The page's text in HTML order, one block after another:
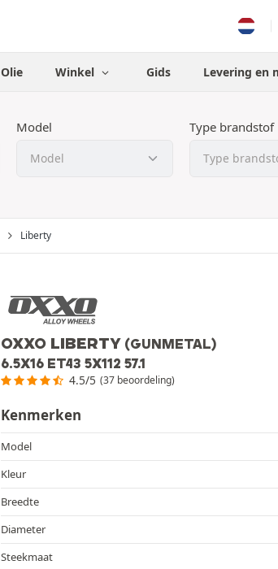
Olie Winkel Gids Levering en
Model Type brandstof
Liberty
OXXO LIBERTY (GUNMETAL)
6.5X16 ET43 5X112 57.1
4.5/5 (37 beoordeling)
Kenmerken
Model
Kleur
Breedte
Diameter
Steekmaat